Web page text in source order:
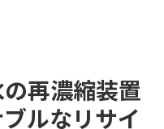
再濃縮装置
ルなリサイ